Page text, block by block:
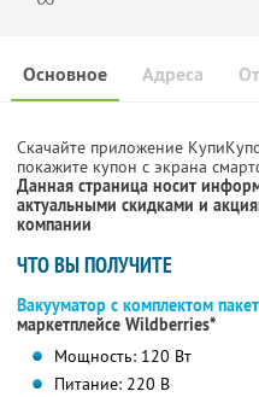
Основное Адреса
Скачайте приложение
покажите купон с экрана
Данная страница носит
актуальными скидками и
компании
ЧТО ВЫ ПОЛУЧИТЕ
Вакууматор с комплектом
маркетплейсе Wildberries*
Мощность: 120 Вт
Питание: 220 В